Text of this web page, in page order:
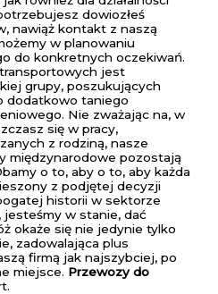
dowiozłeś
nawiąż kontakt z naszą
w planowaniu
do konkretnych oczekiwań.
jest
grupy, poszukujących
dodatkowo taniego
Nie zważając na, w
się w pracy,
z rodziną, nasze
międzynarodowe pozostają
o to, aby o to, aby każda
z podjętej decyzji
historii w sektorze
w stanie, dać
okaże się nie jedynie tylko
zadowalająca plus
firmą jak najszybciej, po
miejsce. Przewozy do